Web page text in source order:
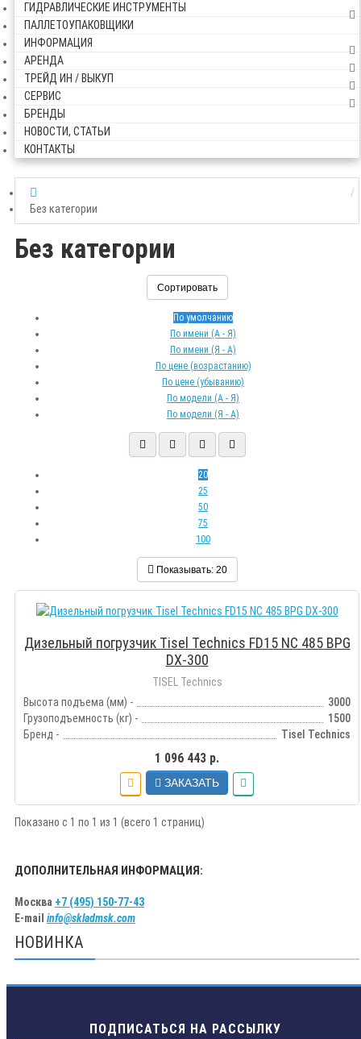
ГИДРАВЛИЧЕСКИЕ ИНСТРУМЕНТЫ
ПАЛЛЕТОУПАКОВЩИКИ
ИНФОРМАЦИЯ
АРЕНДА
ТРЕЙД ИН / ВЫКУП
СЕРВИС
БРЕНДЫ
НОВОСТИ, СТАТЬИ
КОНТАКТЫ
Без категории
Без категории
Сортировать
По умолчанию
По имени (A - Я)
По имени (Я - A)
По цене (возрастанию)
По цене (убыванию)
По модели (A - Я)
По модели (Я - A)
20
25
50
75
100
Показывать: 20
Дизельный погрузчик Tisel Technics FD15 NC 485 BPG
DX-300
TISEL Technics
Высота подъема (мм) -
3000
Грузоподъемность (кг) -
1500
Бренд -
Tisel Technics
1 096 443 р.
ЗАКАЗАТЬ
Показано с 1 по 1 из 1 (всего 1 страниц)
ДОПОЛНИТЕЛЬНАЯ ИНФОРМАЦИЯ:
Москва +7 (495) 150-77-43
E-mail info@skladmsk.com
НОВИНКА
ПОДПИСАТЬСЯ НА РАССЫЛКУ